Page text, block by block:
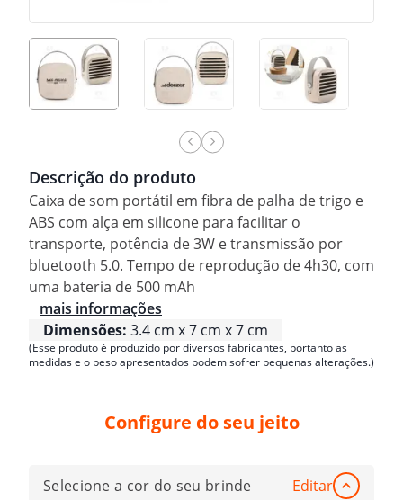
Descrição do produto
Caixa de som portátil em fibra de palha de trigo e
ABS com alça em silicone para facilitar o
transporte, potência de 3W e transmissão por
bluetooth 5.0. Tempo de reprodução de 4h30, com
uma bateria de 500 mAh
mais informações
Dimensões: 3.4 cm x 7 cm x 7 cm
(Esse produto é produzido por diversos fabricantes, portanto as
medidas e o peso apresentados podem sofrer pequenas alterações.)
Configure do seu jeito
Selecione a cor do seu brinde Editar